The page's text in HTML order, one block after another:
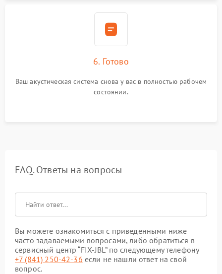
6. Готово
Ваш акустическая система снова у вас в полностью рабочем
состоянии.
FAQ. Ответы на вопросы
Вы можете ознакомиться с приведенными ниже
часто задаваемыми вопросами, либо обратиться в
сервисный центр “FIX-JBL” по следующему телефону
+7 (841) 250-42-36 если не нашли ответ на свой
вопрос.